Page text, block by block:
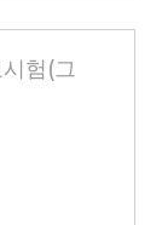
면부
시간
확인
험(그